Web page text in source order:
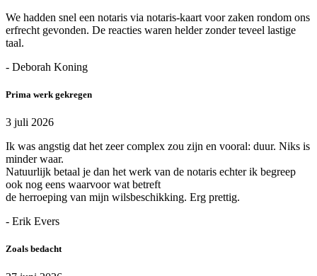
We hadden snel een notaris via notaris-kaart voor zaken rondom ons
erfrecht gevonden. De reacties waren helder zonder teveel lastige
taal.
- Deborah Koning
Prima werk gekregen
3 juli 2026
Ik was angstig dat het zeer complex zou zijn en vooral: duur. Niks is
minder waar.
Natuurlijk betaal je dan het werk van de notaris echter ik begreep
ook nog eens waarvoor wat betreft
de herroeping van mijn wilsbeschikking. Erg prettig.
- Erik Evers
Zoals bedacht